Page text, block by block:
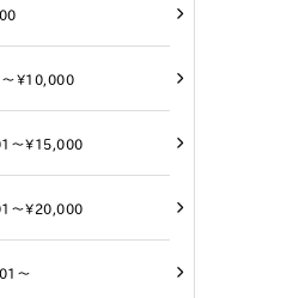
¥10,000
～¥15,000
～¥20,000
～